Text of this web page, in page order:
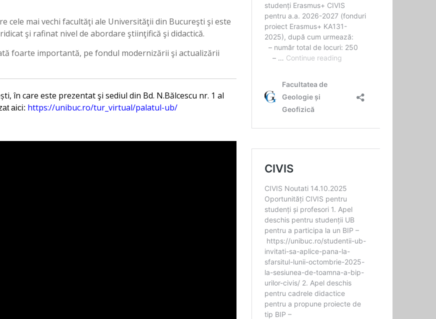
cele mai vechi facultăţi ale Universităţii din Bucureşti şi este
şi rafinat nivel de abordare ştiinţifică şi didactică.
foarte importantă, pe fondul modernizării şi actualizării
în care este prezentat şi sediul din Bd. N.Bălcescu nr. 1 al
aici: https://unibuc.ro/tur_virtual/palatul-ub/